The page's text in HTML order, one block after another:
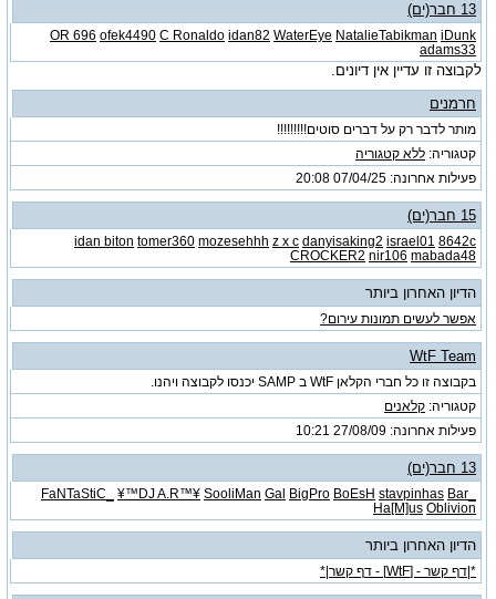
13 חבר(ים)
OR 696 ofek4490 C Ronaldo idan82 WaterEye NatalieTabikman iDunk
adams33
לקבוצה זו עדיין אין דיונים.
חרמנים
מותר לדבר רק על דברים סוטים!!!!!!!!!
קטגוריה: ללא קטגוריה
פעילות אחרונה: 07/04/25
20:08
15 חבר(ים)
idan biton tomer360 mozesehhh z x c danyisaking2 israel01 8642c
CROCKER2 nir106 mabada48
הדיון האחרון ביותר
אפשר לעשים תמונות עירום?
WtF Team
בקבוצה זו כל חברי הקלאן WtF ב SAMP יכנסו לקבוצה ויהנו.
קטגוריה: קלאנים
פעילות אחרונה: 27/08/09
10:21
13 חבר(ים)
¥™DJ A.R™¥ SooliMan Gal BigPro BoEsH stavpinhas Bar
Ha[M]us Oblivion
הדיון האחרון ביותר
*|דף קשר - [WtF] - דף קשר|*